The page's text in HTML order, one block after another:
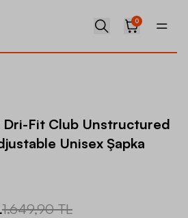
0
Dri-Fit Club Unstructured
Unisex Şapka
1.649,90 TL